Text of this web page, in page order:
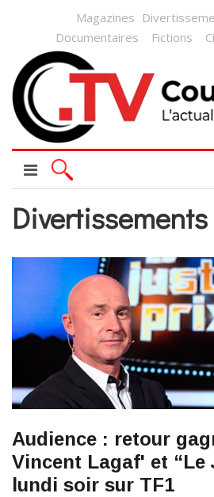
Magazines
Documentaires
Fictions
Divertissements
Audience : retour
Vincent Lagaf' et “Le
lundi soir sur TF1